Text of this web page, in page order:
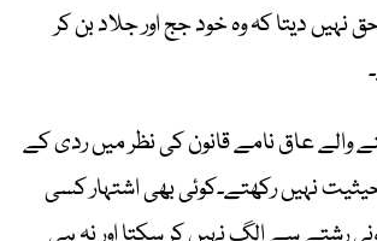
نہیں دیتا کہ وہ خود جج اور جلاد بن کر
والے عاق نامے قانون کی نظر میں ردی کے
نہیں رکھتے۔کوئی بھی اشتہار کسی